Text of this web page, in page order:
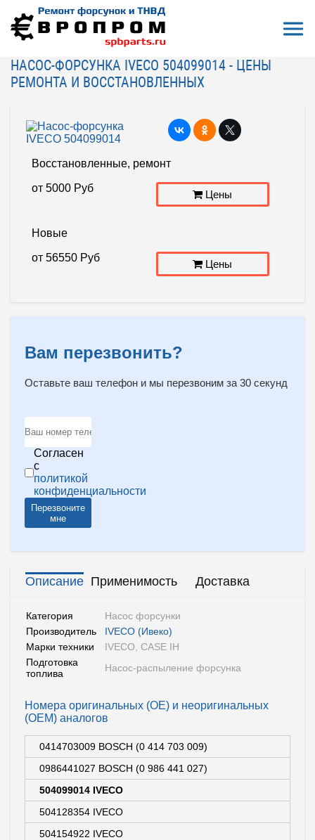
На главную Ремонт, восстановление
Насос-форсунка IVECO 504099014
НАСОС-ФОРСУНКА IVECO 504099014 - ЦЕНЫ
РЕМОНТА И ВОССТАНОВЛЕННЫХ
Восстановленные, ремонт
от 5000 Руб
Цены
Новые
от 56550 Руб
Цены
Вам перезвонить?
Оставьте ваш телефон и мы перезвоним за 30 секунд
Согласен
с
политикой
конфиденциальности
Перезвоните
мне
Описание Применимость Доставка
Категория
Насос форсунки
Производитель
IVECO (Ивеко)
Марки техники
IVECO, CASE IH
Подготовка
топлива
Насос-распыление форсунка
Номера оригинальных (OE) и неоригинальных
(OEM) аналогов
0414703009 BOSCH (0 414 703 009)
0986441027 BOSCH (0 986 441 027)
504099014 IVECO
504128354 IVECO
504154922 IVECO